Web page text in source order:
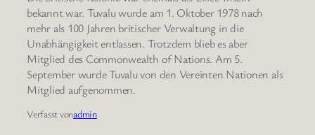
bekannt war. Tuvalu wurde am 1. Oktober 1978 nach
mehr als 100 Jahren britischer Verwaltung in die
Unabhängigkeit entlassen. Trotzdem blieb es aber
Mitglied des Commonwealth of Nations. Am 5.
September wurde Tuvalu von den Vereinten Nationen als
Mitglied aufgenommen.
Verfasst vonadmin